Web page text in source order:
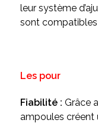
leur système
sont
Les pour
Fiabilité : Grâce
ampoules créent